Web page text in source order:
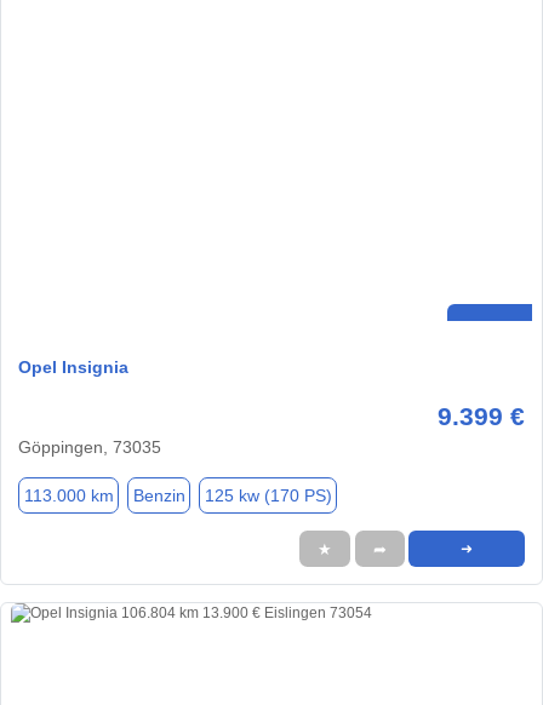
Opel Insignia
9.399 €
Göppingen, 73035
113.000 km Benzin 125 kw (170 PS)
★ ➦ ➜